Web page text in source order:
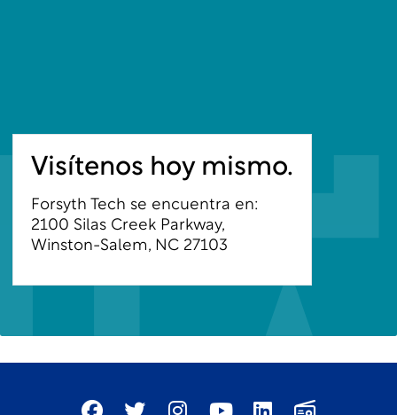
Visítenos hoy mismo.
Forsyth Tech se encuentra en:
2100 Silas Creek Parkway,
Winston-Salem, NC 27103